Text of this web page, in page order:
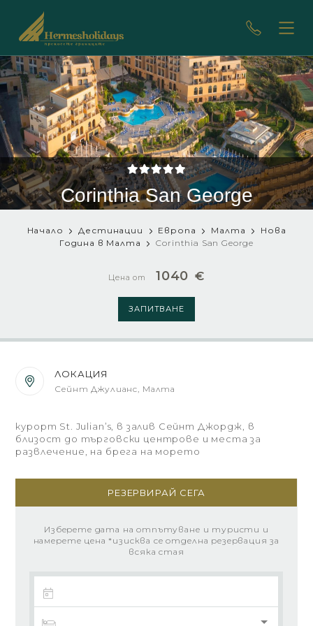
Corinthia San George
Начало Дестинации Европа Малта
Нова
Година в Малта
Corinthia San George
Цена от 1040 €
ЗАПИТВАНЕ
ЛОКАЦИЯ
Сейнт Джулианс, Малта
курорт St. Julian’s, в залив Сейнт Джордж, в
близост до търговски центрове и места за
развлечение, на брега на морето
РЕЗЕРВИРАЙ СЕГА
Изберете дата на отпътуване и туристи и
намерете цена *изисква се отделна резервация за
всяка стая